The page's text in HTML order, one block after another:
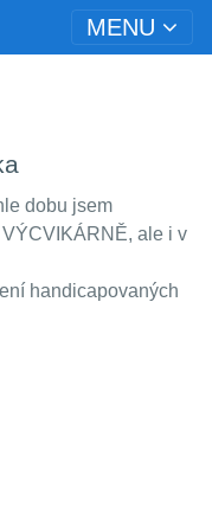
MENU
dobu jsem
ale i v
handicapovaných